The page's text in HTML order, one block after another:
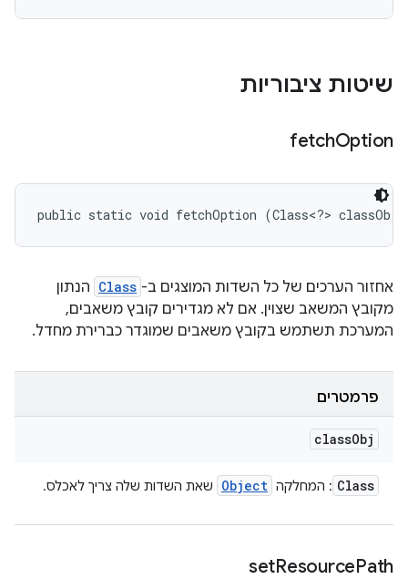
שיטות ציבוריות
fetchOption
public static void fetchOption (Class<?> classObj)
אחזור הערכים של כל השדות המוצגים ב- Class הנתון
מקובץ המשאב שצוין. אם לא מגדירים קובץ משאבים,
המערכת תשתמש בקובץ משאבים שמוגדר כברירת מחדל.
פרמטרים
classObj
Class : המחלקה Object שאת השדות שלה צריך לאכלס.
setResourcePath